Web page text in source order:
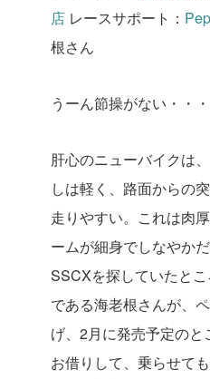
店 レースサポート：
根さん
うーん節操がない・・・
肝心のニューバイクは
しは軽く、路面からの
走りやすい。これは肉
ームが細身でしなやか
SSCXを探していたと
である海老根さんが、
げ、2月に発売予定の
お借りして、乗らせて